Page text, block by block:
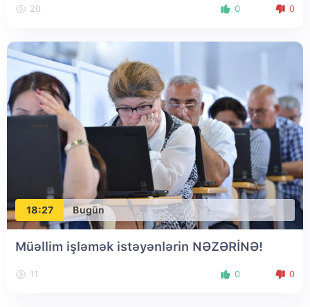
20 0 0
18:27 Bugün
Müəllim işləmək istəyənlərin NƏZƏRİNƏ!
11 0 0